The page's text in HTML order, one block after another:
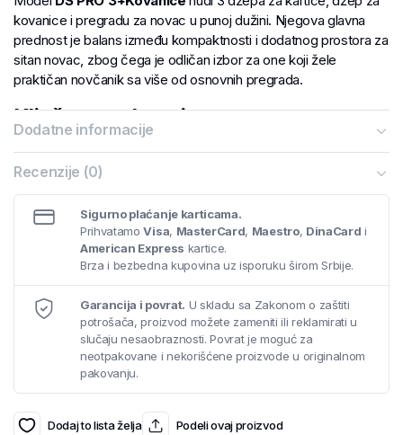
kovanice i pregradu za novac u punoj dužini. Njegova glavna
prednost je balans između kompaktnosti i dodatnog prostora za
sitan novac, zbog čega je odličan izbor za one koji žele
praktičan novčanik sa više od osnovnih pregrada.
Ključne prednosti
Kvalitetna italijanska koža
potrebe
Dimenzije: 11,5 × 9 cm
Neograničena garancija
minimalistički izgled i kvalitet ručne izrade, modelNV216-09
pouzdan izbor za svaki dan ili kao elegantan poklon.
Dodatne informacije
Recenzije (0)
Sigurno plaćanje karticama.
PrihvatamoVisa, MasterCard, Maestro, DinaCard i
American Express kartice.
Brza i bezbedna kupovina uz isporuku širom Srbije.
Garancija i povrat. U skladu sa Zakonom o zaštiti
potrošača, proizvod možete zameniti ili reklamirati u
slučaju nesaobraznosti. Povrat je moguć za
neotpakovane i nekorišćene proizvode u originalnom
pakovanju.
Dodaj to lista želja Podeli ovaj proizvod